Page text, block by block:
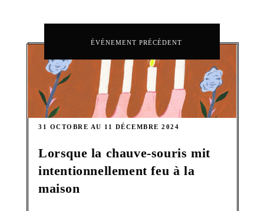
ÉVÉNEMENT PRÉCÉDENT
31 OCTOBRE AU 11 DÉCEMBRE 2024
Lorsque la chauve-souris mit
intentionnellement feu à la
maison